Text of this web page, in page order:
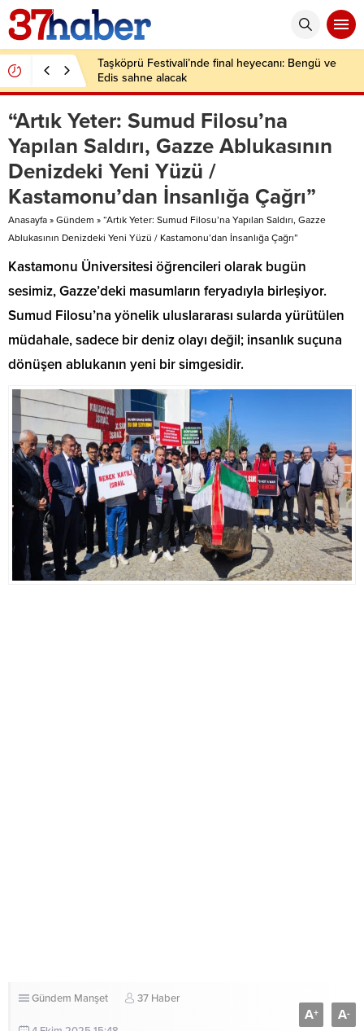
Taşköprü Festivali’nde final heyecanı: Bengü ve
Edis sahne alacak
“Artık Yeter: Sumud Filosu’na
Yapılan Saldırı, Gazze Ablukasının
Denizdeki Yeni Yüzü /
Kastamonu’dan İnsanlığa Çağrı”
Anasayfa » Gündem » “Artık Yeter: Sumud Filosu’na Yapılan Saldırı, Gazze
Ablukasının Denizdeki Yeni Yüzü / Kastamonu’dan İnsanlığa Çağrı”
Kastamonu Üniversitesi öğrencileri olarak bugün
sesimiz, Gazze’deki masumların feryadıyla birleşiyor.
Sumud Filosu’na yönelik uluslararası sularda yürütülen
müdahale, sadece bir deniz olayı değil; insanlık suçuna
dönüşen ablukanın yeni bir simgesidir.
Gündem Manşet 37 Haber
A+ A-